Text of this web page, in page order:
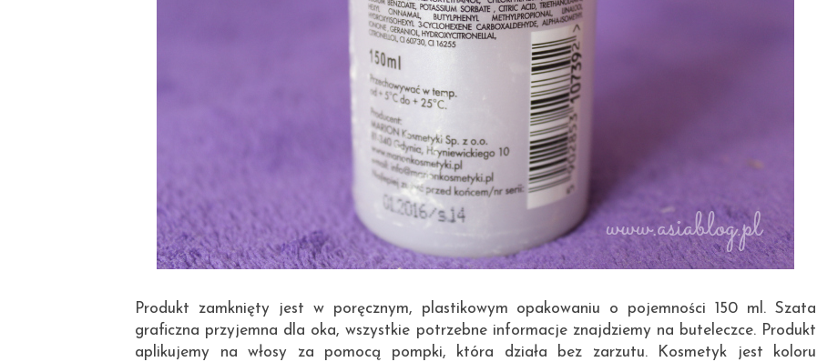
Produkt zamknięty jest w poręcznym, plastikowym opakowaniu o pojemności 150 ml. Szata
graficzna przyjemna dla oka, wszystkie potrzebne informacje znajdziemy na buteleczce. Produkt
aplikujemy na włosy za pomocą pompki, która działa bez zarzutu. Kosmetyk jest koloru